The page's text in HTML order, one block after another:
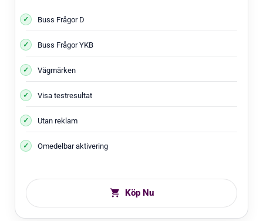
Buss Frågor D
Buss Frågor YKB
Vägmärken
Visa testresultat
Utan reklam
Omedelbar aktivering
Köp Nu